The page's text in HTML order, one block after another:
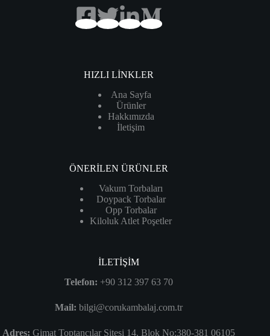
HIZLI LİNKLER
Ana Sayfa
Ürünler
Hakkımızda
İletişim
ÖNERİLEN ÜRÜNLER
Vakum Torbaları
Doypack Torbalar
Opp Torbalar
Kiloluk Atlet Poşetler
İLETİŞİM
Telefon: +90 312 397 63 70
Mail: bilgi@corukambalaj.com.tr
Adres: Gimat Toptancılar Sitesi 14. Blok No:380-381 06105